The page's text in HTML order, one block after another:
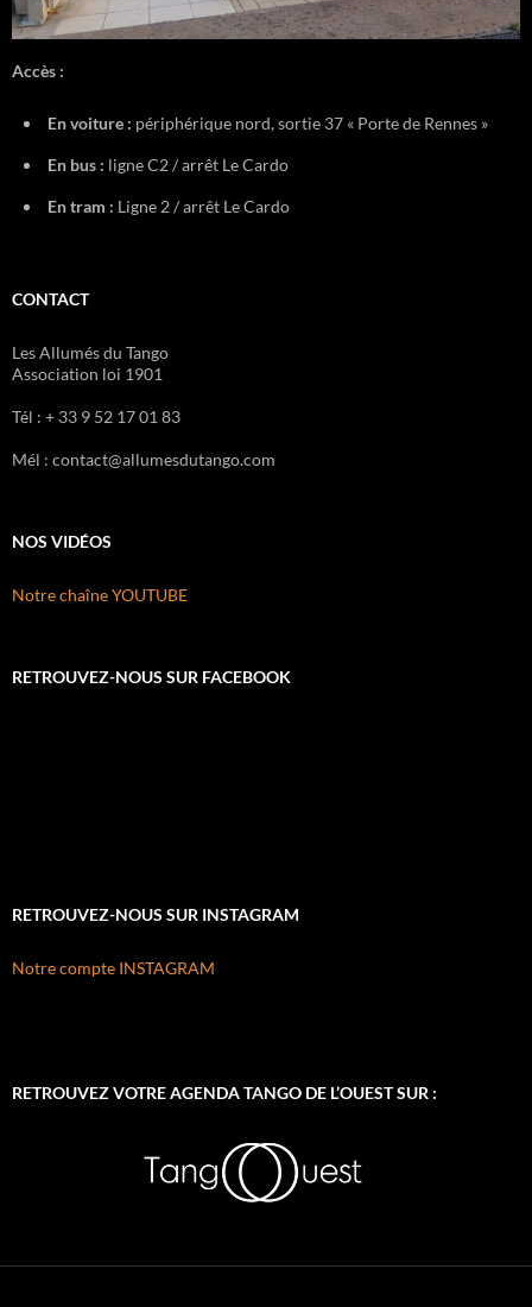
Accès :
En voiture : périphérique nord, sortie 37 « Porte de Rennes »
En bus : ligne C2 / arrêt Le Cardo
En tram : Ligne 2 / arrêt Le Cardo
CONTACT
Les Allumés du Tango
Association loi 1901
Tél : + 33 9 52 17 01 83
Mél : contact@allumesdutango.com
NOS VIDÉOS
Notre chaîne YOUTUBE
RETROUVEZ-NOUS SUR FACEBOOK
RETROUVEZ-NOUS SUR INSTAGRAM
Notre compte INSTAGRAM
RETROUVEZ VOTRE AGENDA TANGO DE L’OUEST SUR :